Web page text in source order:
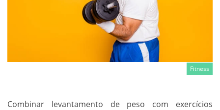
Fitness
Combinar levantamento de peso com exercícios